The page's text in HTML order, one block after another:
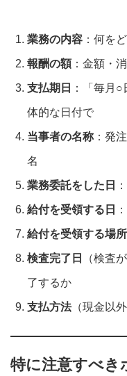
業務の内容 ：何を
報酬の額：金額・
支払期日 ：「毎月
体的な日付で
当事者の名称 ：発
名
業務委託をした日
給付を受領する日
給付を受領する場所
検査完了日 （検査
了するか
支払方法（現金以
特に注意すべき